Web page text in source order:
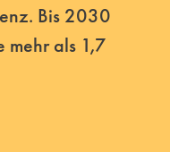
Bis 2030
mehr als 1,7